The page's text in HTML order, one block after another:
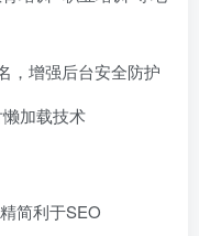
，增强后台安全防护
加载技术
简利于SEO